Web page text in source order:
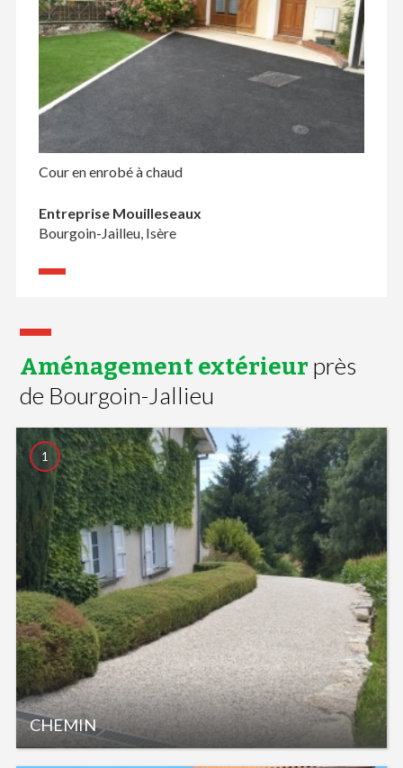
Cour en enrobé à chaud
Entreprise Mouilleseaux
Bourgoin-Jailleu, Isère
Aménagement extérieur près
de Bourgoin-Jallieu
CHEMIN
1